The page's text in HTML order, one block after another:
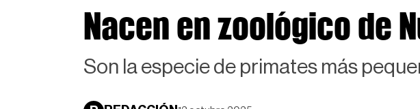
Nacen en zoológico de
Son la especie de primates más